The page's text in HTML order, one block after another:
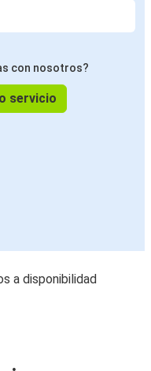
con nosotros?
servicio
a disponibilidad